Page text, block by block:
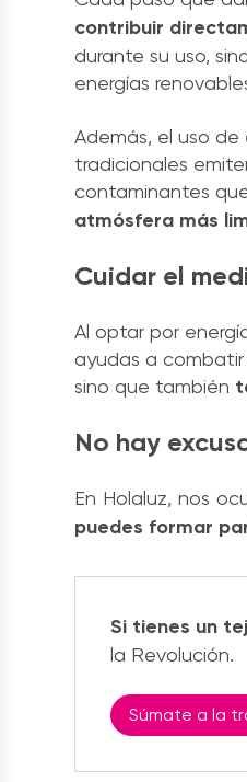
contribuir
durante su uso,
energías
Además, el uso
tradicionales
contaminantes
atmósfera más
Cuidar el
Al optar por
ayudas a
sino que también
No hay
En Holaluz, nos
puedes formar
Si tienes un
la Revolución.
Súmate a la